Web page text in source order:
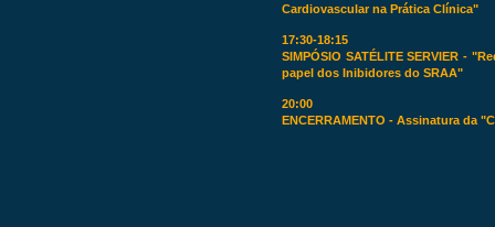
Cardiovascular na Prática Clínica"
17:30-18:15
SIMPÓSIO SATÉLITE SERVIER -
papel dos Inibidores do SRAA"
20:00
ENCERRAMENTO - Assinatura da